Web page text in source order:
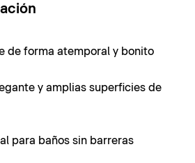
de forma atemporal y bonito
y amplias superficies de
para baños sin barreras